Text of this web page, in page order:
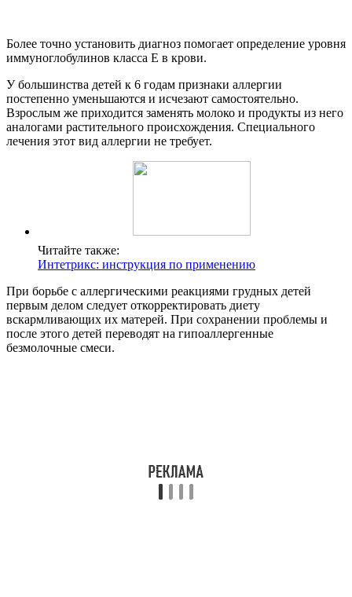
Более точно установить диагноз помогает определение уровня
иммуноглобулинов класса Е в крови.
У большинства детей к 6 годам признаки аллергии
постепенно уменьшаются и исчезают самостоятельно.
Взрослым же приходится заменять молоко и продукты из него
аналогами растительного происхождения. Специального
лечения этот вид аллергии не требует.
Читайте также:
Интетрикс: инструкция по применению
При борьбе с аллергическими реакциями грудных детей
первым делом следует откорректировать диету
вскармливающих их матерей. При сохранении проблемы и
после этого детей переводят на гипоаллергенные
безмолочные смеси.